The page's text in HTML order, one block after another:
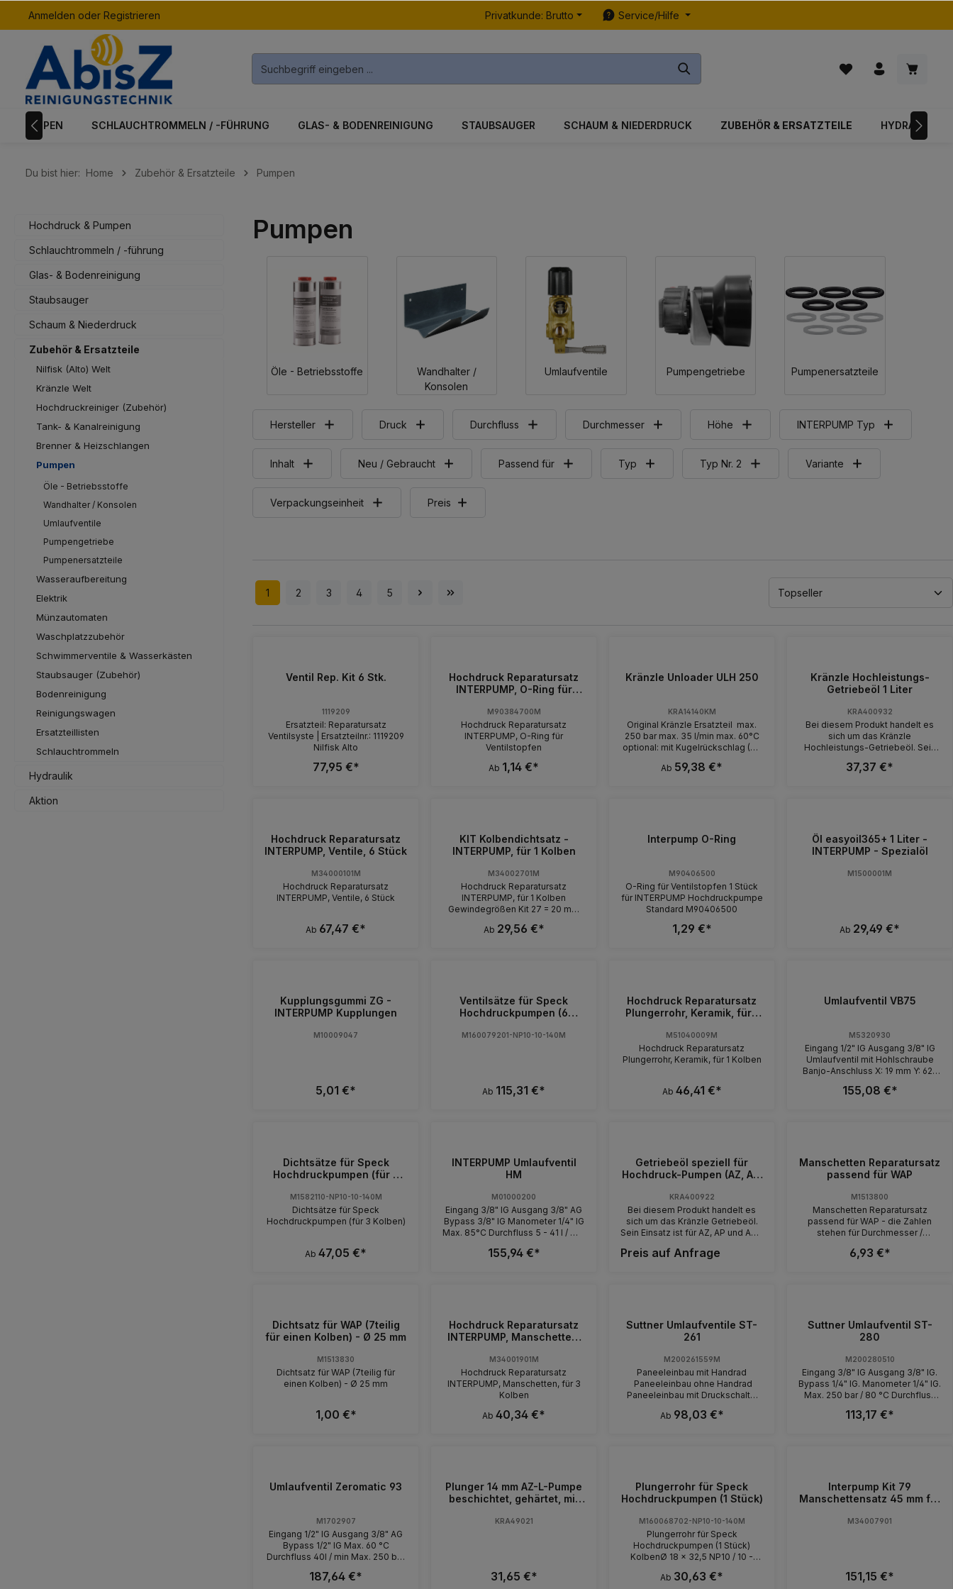
springen
Anmelden oder Registrieren Privatkunde: Brutto Service/Hilfe
& PUMPEN SCHLAUCHTROMMELN / -FÜHRUNG GLAS- & BODENREINIGUNG STAUBSAUGER SCHAUM & NIEDERDRUCK ZUBEHÖR & ERSATZTEILE HYDRAULIK
Du bist hier: Home Zubehör & Ersatzteile Pumpen
Hochdruck & Pumpen
Schlauchtrommeln / -führung
Glas- & Bodenreinigung
Staubsauger
Schaum & Niederdruck
Zubehör & Ersatzteile
Nilfisk (Alto) Welt
Kränzle Welt
Hochdruckreiniger (Zubehör)
Tank- & Kanalreinigung
Brenner & Heizschlangen
Pumpen
Öle - Betriebsstoffe
Wandhalter / Konsolen
Umlaufventile
Pumpengetriebe
Pumpenersatzteile
Wasseraufbereitung
Elektrik
Münzautomaten
Waschplatzzubehör
Schwimmerventile & Wasserkästen
Staubsauger (Zubehör)
Bodenreinigung
Reinigungswagen
Ersatzteillisten
Schlauchtrommeln
Hydraulik
Aktion
Pumpen
Öle - Betriebsstoffe
Wandhalter /
Konsolen
Umlaufventile Pumpengetriebe Pumpenersatzteile
Hersteller Druck Durchfluss Durchmesser Höhe INTERPUMP Typ
Inhalt Neu / Gebraucht Passend für Typ Typ Nr. 2 Variante
Verpackungseinheit Preis
1 2 3 4 5
Ventil Rep. Kit 6 Stk.
1119209
Ersatzteil: Reparatursatz
Ventilsyste | Ersatzteilnr.: 1119209
Nilfisk Alto
77,95 €*
Hochdruck Reparatursatz
INTERPUMP, O-Ring für
M90384700M
Hochdruck Reparatursatz
INTERPUMP, O-Ring für
Ventilstopfen
Ab 1,14 €*
Kränzle Unloader ULH 250
KRA14140KM
Original Kränzle Ersatzteil max.
250 bar max. 35 l/min max. 60°C
optional: mit Kugelrückschlag (K),
Anschlüsse: Bypass 1/4" IG |
Ab 59,38 €*
Kränzle Hochleistungs-
Getriebeöl 1 Liter
KRA400932
Bei diesem Produkt handelt es
sich um das Kränzle
Hochleistungs-Getriebeöl. Sein
Hochdruckpumpen gedacht. Zum
sich nicht sicher sein, welche
Pumpe Sie besitzen oder
dann rufen Sie uns einfach an. Wir
37,37 €*
Hochdruck Reparatursatz
INTERPUMP, Ventile, 6 Stück
M34000101M
Hochdruck Reparatursatz
INTERPUMP, Ventile, 6 Stück
Ab 67,47 €*
KIT Kolbendichtsatz -
INTERPUMP, für 1 Kolben
M34002701M
Hochdruck Reparatursatz
INTERPUMP, für 1 Kolben
Gewindegrößen Kit 27 = 20 mm
80 = 45 mm Kit 82 = 20 mm Kit 92
Ab 29,56 €*
Interpump O-Ring
M90406500
O-Ring für Ventilstopfen 1 Stück
für INTERPUMP Hochdruckpumpe
Standard M90406500
1,29 €*
Öl easyoil365+ 1 Liter -
INTERPUMP - Spezialöl
M1500001M
Ab 29,49 €*
Kupplungsgummi ZG -
INTERPUMP Kupplungen
M10009047
5,01 €*
Ventilsätze für Speck
Hochdruckpumpen (6
M160079201-NP10-10-140M
Ab 115,31 €*
Hochdruck Reparatursatz
Plungerrohr, Keramik, für 1
M51040009M
Hochdruck Reparatursatz
Plungerrohr, Keramik, für 1 Kolben
Ab 46,41 €*
Umlaufventil VB75
M5320930
Eingang 1/2" IG Ausgang 3/8" IG
Umlaufventil mit Hohlschraube
Banjo-Anschluss X: 19 mm Y: 62-
IP60, IP63 / Speck NP16 Max. 250
155,08 €*
Dichtsätze für Speck
Hochdruckpumpen (für 3
M1582110-NP10-10-140M
Dichtsätze für Speck
Hochdruckpumpen (für 3 Kolben)
Ab 47,05 €*
INTERPUMP Umlaufventil
HM
M01000200
Eingang 3/8" IG Ausgang 3/8" AG
Bypass 3/8" IG Manometer 1/4" IG
Max. 85°C Durchfluss 5 - 41 l / min
155,94 €*
Getriebeöl speziell für
Hochdruck-Pumpen (AZ, AP,
KRA400922
Bei diesem Produkt handelt es
sich um das Kränzle Getriebeöl.
Sein Einsatz ist für AZ, AP und APG
Beispiel für die Hochdruckreiniger
Hochleistungsgetriebeöl
verwenden sollten, dann rufen Sie
gerne weiter.
Preis auf Anfrage
Manschetten Reparatursatz
passend für WAP
M1513800
Manschetten Reparatursatz
passend für WAP - die Zahlen
stehen für Durchmesser /
6,93 €*
Dichtsatz für WAP (7teilig
für einen Kolben) - Ø 25 mm
M1513830
Dichtsatz für WAP (7teilig für
einen Kolben) - Ø 25 mm
1,00 €*
Hochdruck Reparatursatz
INTERPUMP, Manschetten,
M34001901M
Hochdruck Reparatursatz
INTERPUMP, Manschetten, für 3
Kolben
Ab 40,34 €*
Suttner Umlaufventile ST-
261
M200261559M
Paneeleinbau mit Handrad
Paneeleinbau ohne Handrad
Paneeleinbau mit Druckschalter
IG. Bypass 1/4" IG. Ausgang 3/8"
IG. Manometer 1/4" IG.
(IP65) und Kabel 1.200 mm. Max.
250 bar / 80 °C Eingang 3/8" IG.
Bypass 1/4" IG. Max. 250 bar / 80
°C Ausgang 3/8" IG. Manometer
Druckschalter dreiadrig
Ab 98,03 €*
Suttner Umlaufventil ST-
280
M200280510
Eingang 3/8" IG Ausgang 3/8" IG.
Bypass 1/4" IG. Manometer 1/4" IG.
Max. 250 bar / 80 °C Durchfluss
113,17 €*
Umlaufventil Zeromatic 93
M1702907
Eingang 1/2" IG Ausgang 3/8" AG
Bypass 1/2" IG Max. 60 °C
Durchfluss 40l / min Max. 250 bar
187,64 €*
Plunger 14 mm AZ-L-Pumpe
beschichtet, gehärtet, mit
KRA49021
31,65 €*
Plungerrohr für Speck
Hochdruckpumpen (1 Stück)
M160068702-NP10-10-140M
Plungerrohr für Speck
Hochdruckpumpen (1 Stück)
KolbenØ 18 x 32,5 NP10 / 10 -
140NP16 / 14 - 210NP16 / 15 - 210
Ab 30,63 €*
Interpump Kit 79
Manschettensatz 45 mm für
M34007901
151,15 €*